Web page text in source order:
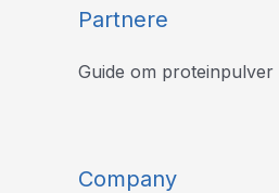
Partnere
Guide om proteinpulver
Company